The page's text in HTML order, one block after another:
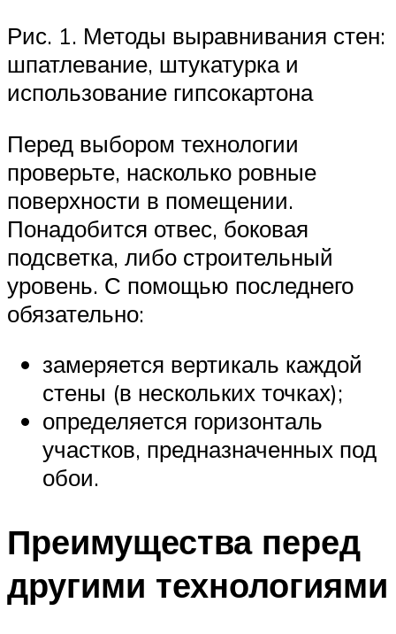
Рис. 1. Методы выравнивания стен:
шпатлевание, штукатурка и
использование гипсокартона
Перед выбором технологии
проверьте, насколько ровные
поверхности в помещении.
Понадобится отвес, боковая
подсветка, либо строительный
уровень. С помощью последнего
обязательно:
замеряется вертикаль каждой
стены (в нескольких точках);
определяется горизонталь
участков, предназначенных под
обои.
Преимущества перед
другими технологиями